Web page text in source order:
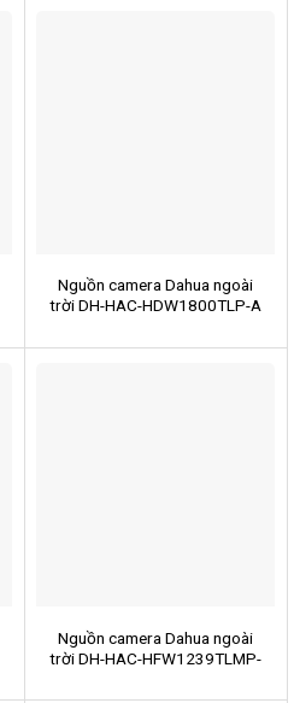
Nguồn camera Dahua ngoài
trời DH-HAC-HDW1800TLP-A
Nguồn camera Dahua ngoài
trời DH-HAC-HFW1239TLMP-